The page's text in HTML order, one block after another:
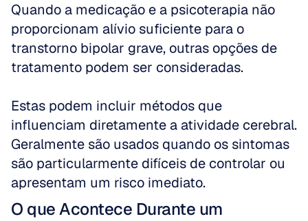
Quando a medicação e a psicoterapia não
proporcionam alívio suficiente para o
transtorno bipolar grave, outras opções de
tratamento podem ser consideradas.
Estas podem incluir métodos que
influenciam diretamente a atividade cerebral.
Geralmente são usados quando os sintomas
são particularmente difíceis de controlar ou
apresentam um risco imediato.
O que Acontece Durante um